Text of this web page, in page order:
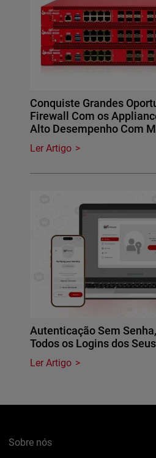
Conquiste Grandes
Firewall Com os
Alto Desempenho Com
Ler Artigo
Autenticação Sem
Todos os Logins dos
Ler Artigo
Sobre nós